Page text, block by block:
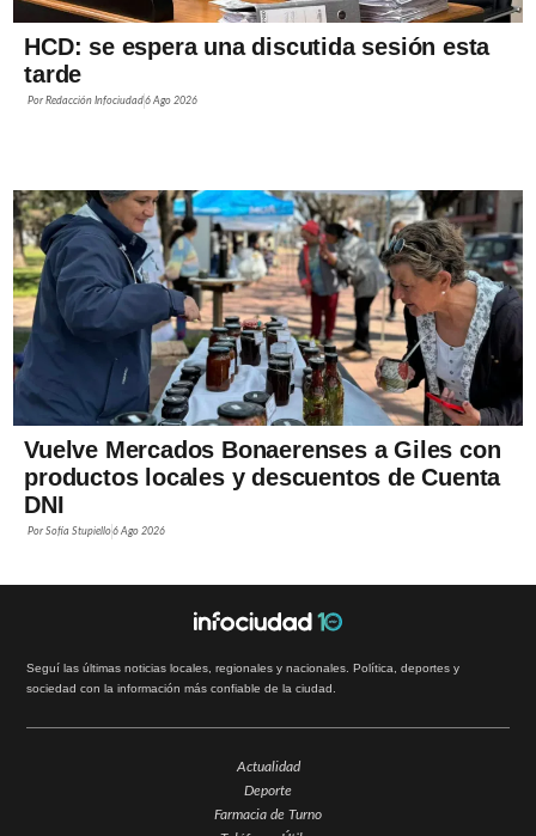
HCD: se espera una discutida sesión esta
tarde
PorRedacción Infociudad6 Ago 2026
Vuelve Mercados Bonaerenses a Giles con
productos locales y descuentos de Cuenta
DNI
PorSofía Stupiello6 Ago 2026
Seguí las últimas noticias locales, regionales y nacionales. Política, deportes y
sociedad con la información más confiable de la ciudad.
Actualidad
Deporte
Farmacia de Turno